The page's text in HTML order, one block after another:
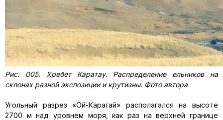
Рис. 005. Хребет Каратау. Распределение ельников на
склонах разной экспозиции и крутизны. Фото автора
Угольный разрез «Ой-Карагай» располагался на высоте
2700 м над уровнем моря, как раз на верхней границе